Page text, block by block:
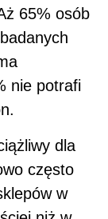
65% osób
nie potrafi
dla
często
w